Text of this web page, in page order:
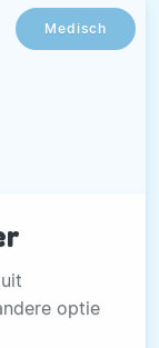
Medisch
optie